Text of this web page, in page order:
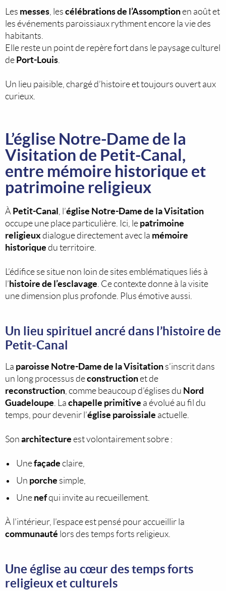
Les messes, les célébrations de l’Assomptionen août et
les événements paroissiaux rythment encore la vie des
habitants.
Elle reste un point de repère fort dans le paysage culturel
de Port-Louis.
Un lieu paisible, chargé d’histoire et toujours ouvert aux
curieux.
L’église Notre-Dame de la
Visitation de Petit-Canal,
entre mémoire historique et
patrimoine religieux
À Petit-Canal, l’église Notre-Dame de la Visitation
occupe une place particulière. Ici, le patrimoine
religieuxdialogue directement avec la mémoire
historique du territoire.
L’édifice se situe non loin de sites emblématiques liés à
l’histoire de l’esclavage. Ce contexte donne à la visite
une dimension plus profonde. Plus émotive aussi.
Un lieu spirituel ancré dans l’histoire de
Petit-Canal
La paroisse Notre-Dame de la Visitation s’inscrit dans
un long processus deconstructionet de
reconstruction, comme beaucoup d’églises du Nord
Guadeloupe. La chapelle primitive a évolué au fil du
temps, pour devenir l’église paroissiale actuelle.
Son architecture est volontairement sobre :
Unefaçade claire,
Un porche simple,
Une nefqui invite au recueillement.
À l’intérieur, l’espace est pensé pour accueillir la
communauté lors des temps forts religieux.
Une église au cœur des temps forts
religieux et culturels